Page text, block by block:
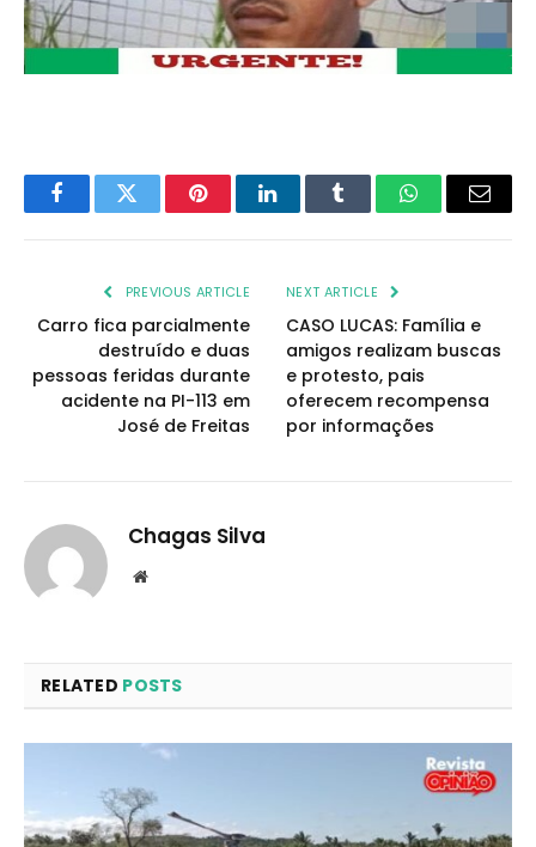
FacebookTwitter PinterestLinkedInTumblr WhatsAppEmail
PREVIOUS ARTICLE
Carro fica parcialmente
destruído e duas
pessoas feridas durante
acidente na PI-113 em
José de Freitas
NEXT ARTICLE
CASO LUCAS: Família e
amigos realizam buscas
e protesto, pais
oferecem recompensa
por informações
Chagas Silva
Website
RELATED POSTS